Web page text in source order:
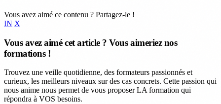
Vous avez aimé ce contenu ? Partagez-le !
IN X
Vous avez aimé cet article ? Vous aimeriez nos
formations !
Trouvez une veille quotidienne, des formateurs passionnés et
curieux, les meilleurs niveaux sur des cas concrets. Cette passion qui
nous anime nous permet de vous proposer LA formation qui
répondra à VOS besoins.